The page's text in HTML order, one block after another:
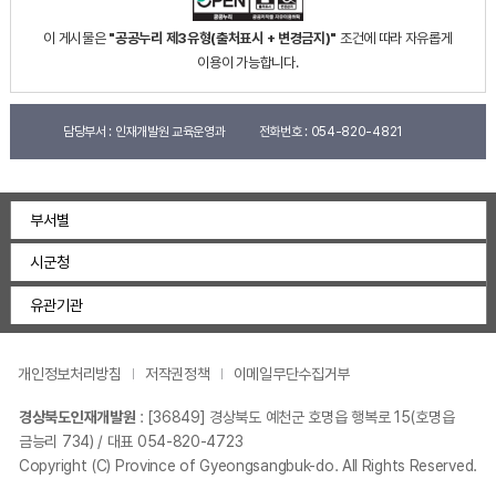
이 게시물은 "공공누리 제3유형(출처표시 + 변경금지)" 조건에 따라 자유롭게
이용이 가능합니다.
담당부서 : 인재개발원 교육운영과 전화번호 : 054-820-4821
부서별
시군청
유관기관
개인정보처리방침 저작권정책 이메일무단수집거부
경상북도인재개발원 : [36849] 경상북도 예천군 호명읍 행복로 15(호명읍
금능리 734) / 대표 054-820-4723
Copyright (C) Province of Gyeongsangbuk-do. All Rights Reserved.